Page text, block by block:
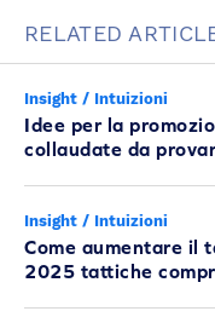
RELATED
Insight / Intuizioni
Idee per la
collaudate da
Insight / Intuizioni
Come aumentare il
2025 tattiche